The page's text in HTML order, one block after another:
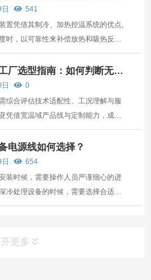
541
置凭借其制冷、加热控温系统的优点,
时，以可靠性来补偿放热和吸热反
就需要考虑多种影响和条件。 1、反
个内部腔体，需要进行温度控制的物
体中。内部腔体被一个可通入导热油
厂选型指南：如何判断无锡
？
0
综合评估技术适配性、工况理解与服
凭借宽温域产品线与定制能力，成为
选择。
电源线如何选择？
654
装时候，需要操作人员严谨细心的进
冷处理设备的时候，需要选择合适的
那么，电源配线怎么选择比较好呢？
开更多